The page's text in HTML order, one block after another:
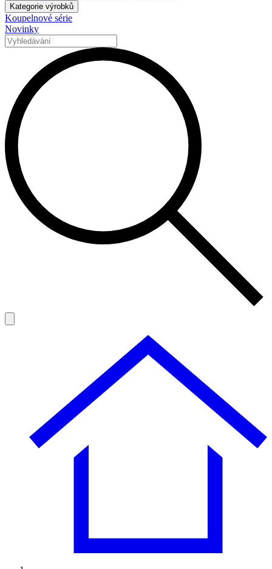
Kategorie výrobků
Koupelnové série
Novinky